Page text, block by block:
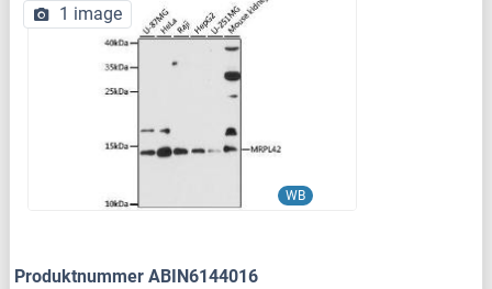
WB
1 image
Produktnummer ABIN6144016